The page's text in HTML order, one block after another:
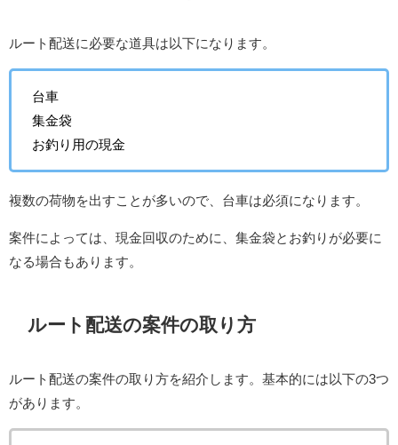
ルート配送に必要な道具は以下になります。
台車
集金袋
お釣り用の現金
複数の荷物を出すことが多いので、台車は必須になります。
案件によっては、現金回収のために、集金袋とお釣りが必要に
なる場合もあります。
ルート配送の案件の取り方
ルート配送の案件の取り方を紹介します。基本的には以下の3つ
があります。